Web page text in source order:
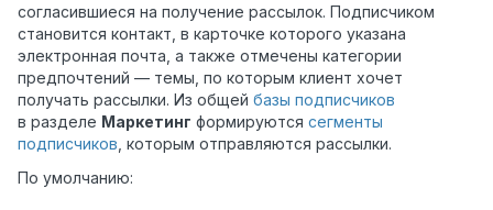
согласившиеся на получение рассылок. Подписчиком
становится контакт, в карточке которого указана
электронная почта, а также отмечены категории
предпочтений — темы, по которым клиент хочет
получать рассылки. Из общей базы подписчиков
в разделе Маркетинг формируются сегменты
подписчиков , которым отправляются рассылки.
По умолчанию: